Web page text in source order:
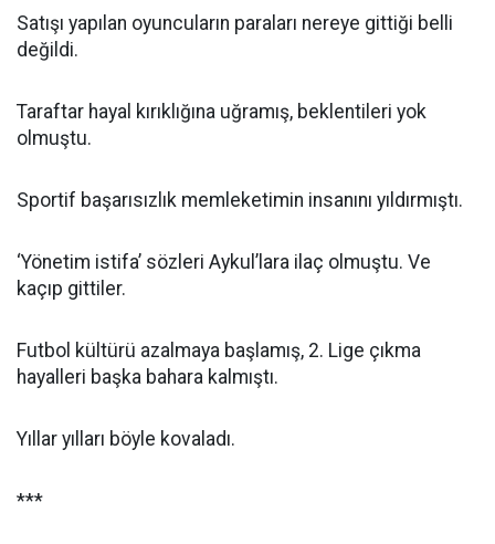
Satışı yapılan oyuncuların paraları nereye gittiği belli
değildi.
Taraftar hayal kırıklığına uğramış, beklentileri yok
olmuştu.
Sportif başarısızlık memleketimin insanını yıldırmıştı.
‘Yönetim istifa’ sözleri Aykul’lara ilaç olmuştu. Ve
kaçıp gittiler.
Futbol kültürü azalmaya başlamış, 2. Lige çıkma
hayalleri başka bahara kalmıştı.
Yıllar yılları böyle kovaladı.
***